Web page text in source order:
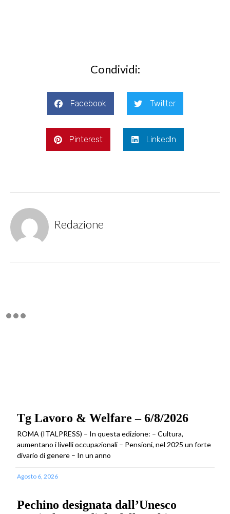
Condividi:
Facebook Twitter
Pinterest LinkedIn
Redazione
Tg Lavoro & Welfare – 6/8/2026
ROMA (ITALPRESS) – In questa edizione: – Cultura,
aumentano i livelli occupazionali – Pensioni, nel 2025 un forte
divario di genere – In un anno
Agosto 6, 2026
Pechino designata dall’Unesco